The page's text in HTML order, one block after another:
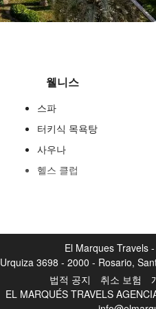
웰니스
스파
터키식 목욕탕
사우나
헬스 클럽
24시간 프런트 데스크
수하물 보관소
El Marques Travels
Urquiza 3698 - 2000 - Rosario,
법적 공지 취소 보험
EL MARQUÉS TRAVELS